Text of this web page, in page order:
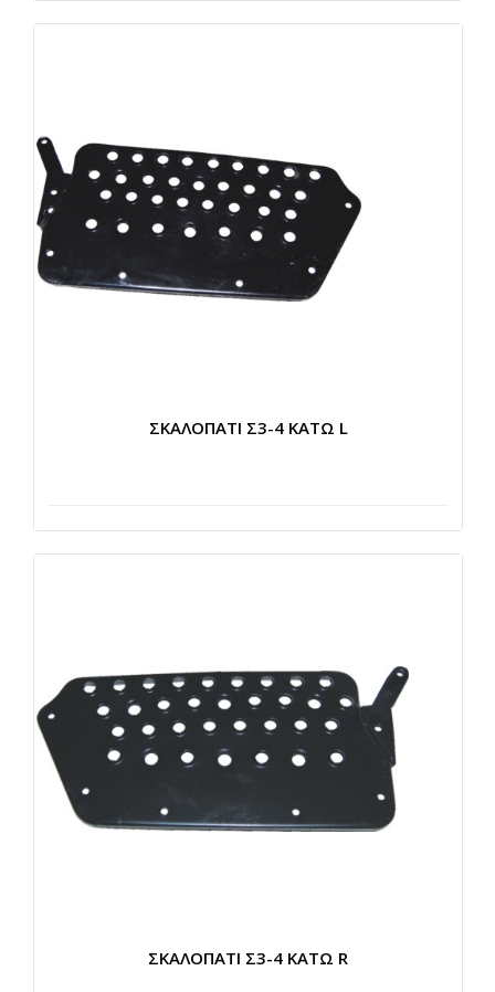
ΣΚΑΛΟΠΑΤΙ Σ3-4 ΚΑΤΩ L
ΣΚΑΛΟΠΑΤΙ Σ3-4 ΚΑΤΩ R